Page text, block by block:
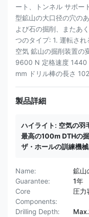
ート、トンネル サポー
型鉱山の大口径の穴の
よび石の掘削、またあ
つのタイプ: 1. 運転さ
空気 鉱山の掘削装置の
9600 N 定格速度
mm ドリル棒の長さ
製品詳細
ハイライト: 空気の羽
最高の100m DTHの
ザ・ホールの訓練機
Name:
鉱山
Guarantee:
1年
Core
Components:
圧力
Drilling Depth: